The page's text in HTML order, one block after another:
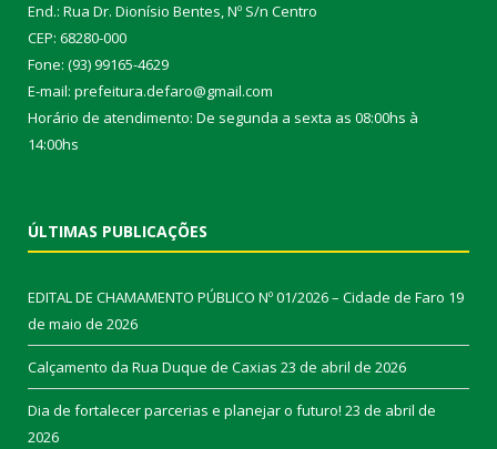
End.: Rua Dr. Dionísio Bentes, Nº S/n Centro
CEP: 68280-000
Fone: (93) 99165-4629
E-mail: prefeitura.defaro@gmail.com
Horário de atendimento: De segunda a sexta as 08:00hs à
14:00hs
ÚLTIMAS PUBLICAÇÕES
EDITAL DE CHAMAMENTO PÚBLICO Nº 01/2026 – Cidade de Faro 19
de maio de 2026
Calçamento da Rua Duque de Caxias 23 de abril de 2026
Dia de fortalecer parcerias e planejar o futuro! 23 de abril de
2026